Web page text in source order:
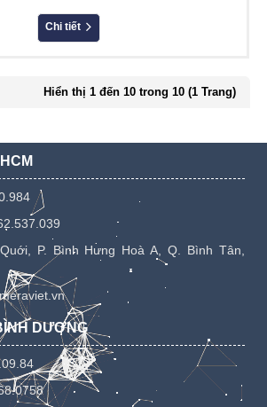
Chi tiết
Hiển thị 1 đến 10 trong 10 (1 Trang)
P. Bình Hưng Hoà A, Q. Bình Tân,
DƯƠNG